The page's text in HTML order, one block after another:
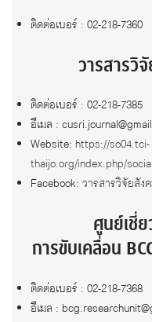
ติดต่อเบอร์ : 02-218-7360
วารสารวิ
ติดต่อเบอร์ : 02-218-7385
อีเมล :
Website: https://so04.tci-
thaijo.org/index.php/
Facebook: วารสารวิจัยสัง
ศูนย์เชี่
การขับเคลื่อน
ติดต่อเบอร์ : 02-218-7368
อีเมล :